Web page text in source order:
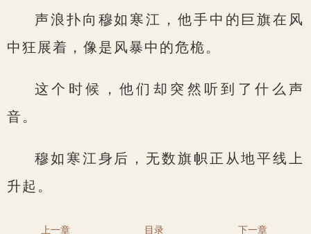
声浪扑向穆如寒江，他手中的巨旗在风
中狂展着，像是风暴中的危桅。
这个时候，他们却突然听到了什么声
音。
穆如寒江身后，无数旗帜正从地平线上
升起。
上一章 目录 下一章